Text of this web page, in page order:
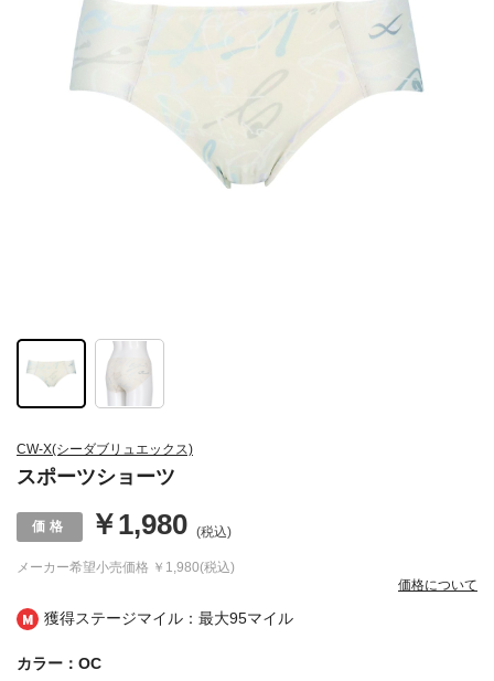
獲得ステージマイル：最大95マイル
CW-X(シーダブリュエックス)
スポーツショーツ
メーカー希望小売価格 ￥1,980(税込)
￥1,980 (税込)
価格について
カラー：OC